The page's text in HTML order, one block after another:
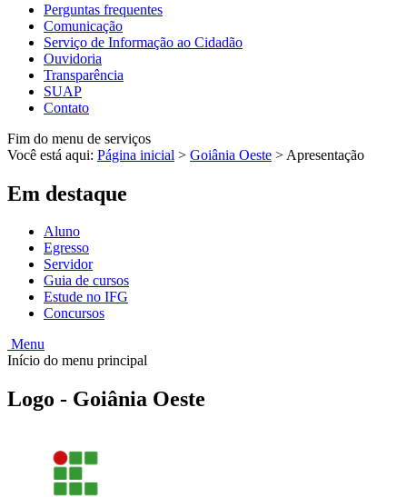
Perguntas frequentes
Comunicação
Serviço de Informação ao Cidadão
Ouvidoria
Transparência
SUAP
Contato
Fim do menu de serviços
Você está aqui: Página inicial > Goiânia Oeste > Apresentação
Em destaque
Aluno
Egresso
Servidor
Guia de cursos
Estude no IFG
Concursos
Menu
Início do menu principal
Logo - Goiânia Oeste